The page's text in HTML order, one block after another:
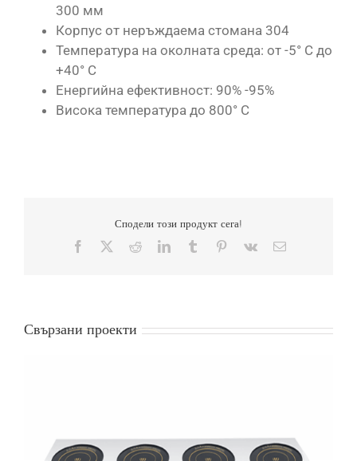
300 мм
Корпус от неръждаема стомана 304
Температура на околната среда: от -5° C до
+40° C
Енергийна ефективност: 90% -95%
Висока температура до 800° C
Сподели този продукт сега!
Facebook RedditLinkedInTumblr Pinterest
Vk Имейл
Свързани проекти